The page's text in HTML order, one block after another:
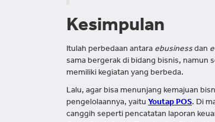
Kesimpulan
Itulah perbedaan antara ebusiness dan
sama bergerak di bidang bisnis, namun
memiliki kegiatan yang berbeda.
Lalu, agar bisa menunjang kemajuan
pengelolaannya, yaitu Youtap POS. Di
canggih seperti pencatatan laporan